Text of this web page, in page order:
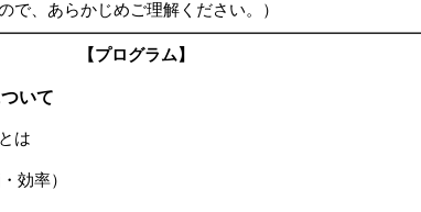
で、あらかじめご理解ください。）
【プログラム】
いて
は
効率）